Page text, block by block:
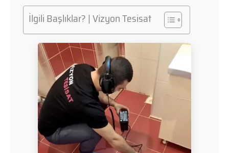
İlgili Başlıklar? | Vizyon Tesisat